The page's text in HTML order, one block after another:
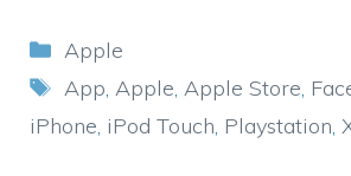
Categorie
Apple
Tag
App, Apple, Apple Store,
iPhone, iPod Touch, Playstation,